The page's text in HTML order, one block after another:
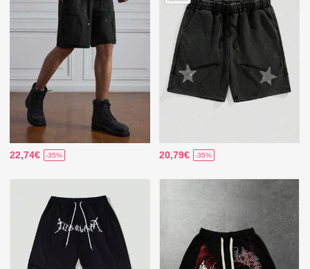
22,74€ -35% 20,79€ -35%